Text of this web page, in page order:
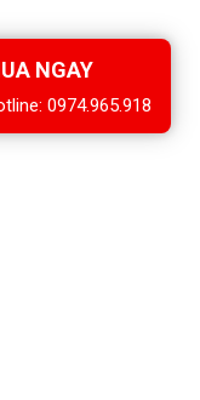
NGAY
0974.965.918